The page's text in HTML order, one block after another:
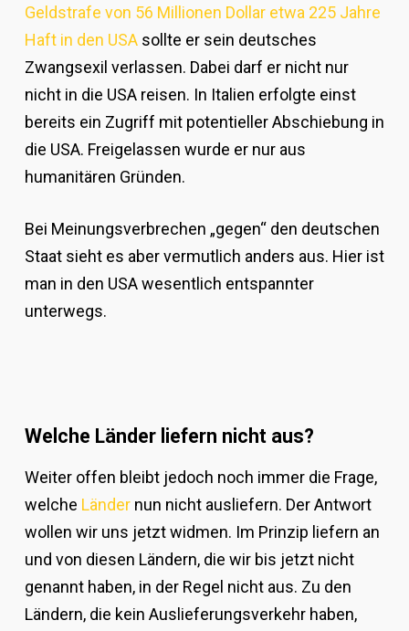
Geldstrafe von 56 Millionen Dollar etwa 225 Jahre
Haft in den USAsollte er sein deutsches
Zwangsexil verlassen. Dabei darf er nicht nur
nicht in die USA reisen. In Italien erfolgte einst
bereits ein Zugriff mit potentieller Abschiebung in
die USA. Freigelassen wurde er nur aus
humanitären Gründen.
Bei Meinungsverbrechen „gegen“ den deutschen
Staat sieht es aber vermutlich anders aus. Hier ist
man in den USA wesentlich entspannter
unterwegs.
Welche Länder liefern nicht aus?
Weiter offen bleibt jedoch noch immer die Frage,
welche Ländernun nicht ausliefern. Der Antwort
wollen wir uns jetzt widmen. Im Prinzip liefern an
und von diesen Ländern, die wir bis jetzt nicht
genannt haben, in der Regel nicht aus. Zu den
Ländern, die kein Auslieferungsverkehr haben,